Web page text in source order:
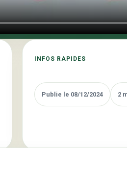
INFOS RAPIDES
Publie le 08/12/2024 2